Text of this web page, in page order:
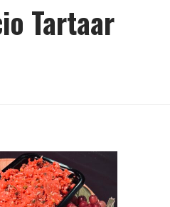
Tartaar